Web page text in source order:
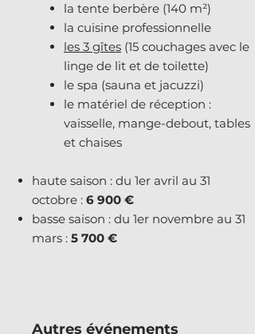
la tente berbère (140 m²)
la cuisine professionnelle
les 3 gîtes (15 couchages avec le
linge de lit et de toilette)
le spa (sauna et jacuzzi)
le matériel de réception :
vaisselle, mange-debout, tables
et chaises
haute saison : du 1er avril au 31
octobre : 6 900 €
basse saison : du 1er novembre au 31
mars : 5 700 €
Autres événements